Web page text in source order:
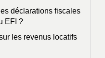
déclarations fiscales
EFI ?
les revenus locatifs